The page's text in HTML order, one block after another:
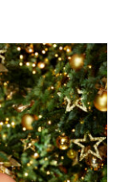
možete kupiti i